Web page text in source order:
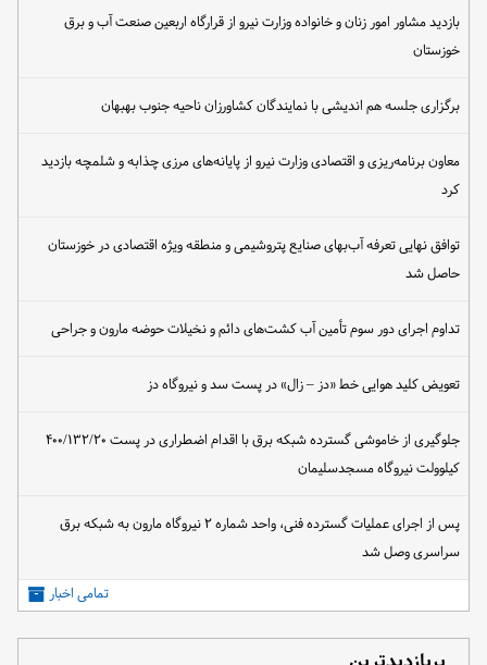
بازدید مشاور امور زنان و خانواده وزارت نیرو از قرارگاه اربعین صنعت آب و برق
خوزستان
برگزاری جلسه هم اندیشی با نمایندگان کشاورزان ناحیه جنوب بهبهان
معاون برنامه‌ریزی و اقتصادی وزارت نیرو از پایانه‌های مرزی چذابه و شلمچه بازدید
کرد
توافق نهایی تعرفه آب‌بهای صنایع پتروشیمی و منطقه ویژه اقتصادی در خوزستان
حاصل شد
تداوم اجرای دور سوم تأمین آب کشت‌های دائم و نخیلات حوضه مارون و جراحی
تعویض کلید هوایی خط «دز – زال» در پست سد و نیروگاه دز
جلوگیری از خاموشی گسترده شبکه برق با اقدام اضطراری در پست ۴۰۰/۱۳۲/۲۰
کیلوولت نیروگاه مسجدسلیمان
پس از اجرای عملیات گسترده فنی، واحد شماره ۲ نیروگاه مارون به شبکه برق
سراسری وصل شد
تمامی اخبار